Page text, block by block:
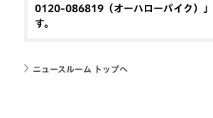
0120-086819（オーハローバイク）」
す。
ニュースルーム トップへ